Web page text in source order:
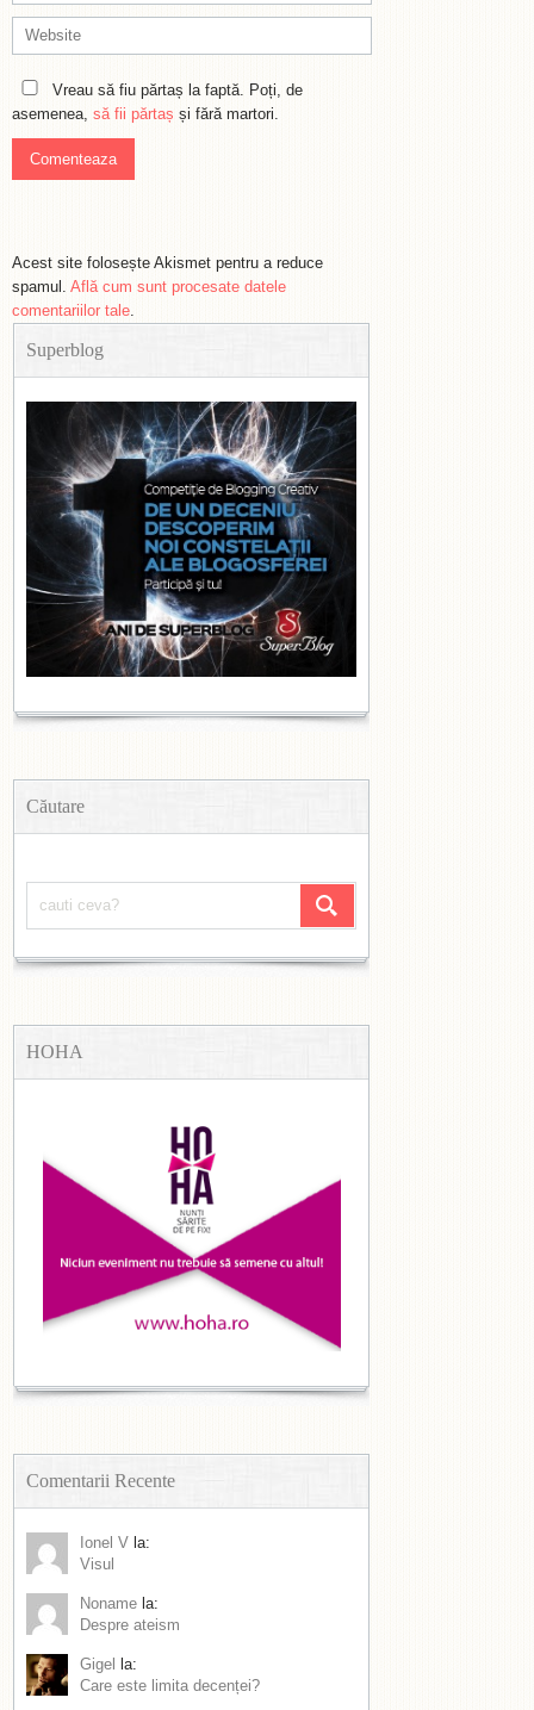
Vreau să fiu părtaș la faptă. Poți, de
asemenea, să fii părtaș și fără martori.
Acest site folosește Akismet pentru a reduce
spamul. Află cum sunt procesate datele
comentariilor tale.
Superblog
Căutare
HOHA
Comentarii Recente
Ionel V la:
Visul
Noname la:
Despre ateism
Gigel
la:
Care este limita decenței?